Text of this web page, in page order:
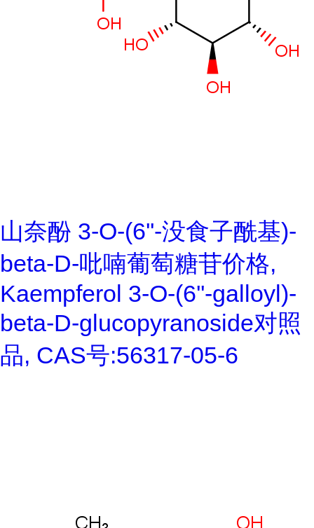
山奈酚 3-O-(6''-没食子酰基)-
beta-D-吡喃葡萄糖苷价格,
Kaempferol 3-O-(6''-galloyl)-
beta-D-glucopyranoside对照
品, CAS号:56317-05-6